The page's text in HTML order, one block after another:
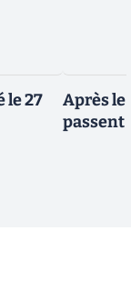
le 27
Après le
passent